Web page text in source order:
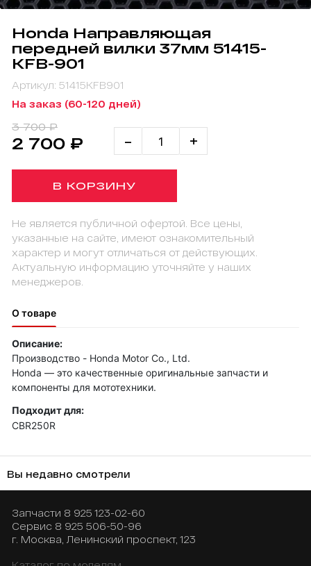
Honda Направляющая
передней вилки 37мм 51415-
KFB-901
Артикул: 51415KFB901
На заказ (60-120 дней)
3 700 ₽
2 700 ₽ - +
В КОРЗИНУ
Не является публичной офертой. Все цены,
указанные на сайте, имеют ознакомительный
характер и могут отличаться от действующих.
Актуальную информацию уточняйте у наших
менеджеров.
О товаре
Описание:
Производство - Honda Motor Co., Ltd.
Honda — это качественные оригинальные запчасти и
компоненты для мототехники.
Подходит для:
CBR250R
Вы недавно смотрели
Запчасти 8 925 123-02-60
Сервис 8 925 506-50-96
г. Москва, Ленинский проспект, 123